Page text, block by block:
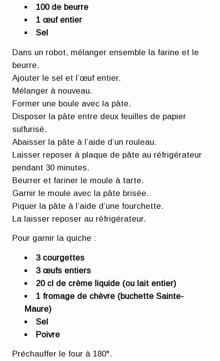
100 de beurre
1 œuf entier
Sel
Dans un robot, mélanger ensemble la farine et le
beurre.
Ajouter le sel et l’œuf entier.
Mélanger à nouveau.
Former une boule avec la pâte.
Disposer la pâte entre deux feuilles de papier
sulfurisé.
Abaisser la pâte à l’aide d’un rouleau.
Laisser reposer à plaque de pâte au réfrigérateur
pendant 30 minutes.
Beurrer et fariner le moule à tarte.
Garnir le moule avec la pâte brisée.
Piquer la pâte à l’aide d’une fourchette.
La laisser reposer au réfrigérateur.
Pour garnir la quiche :
3 courgettes
3 œufs entiers
20 cl de crème liquide (ou lait entier)
1 fromage de chèvre (buchette Sainte-
Maure)
Sel
Poivre
Préchauffer le four à 180°.